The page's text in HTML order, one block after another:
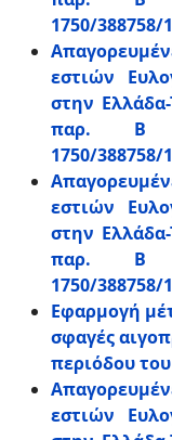
1750/388758/
εστιών
στην
παρ. Β
1750/388758/
εστιών
στην
παρ. Β
1750/388758/
Εφαρμογή
σφαγές
περιόδου
εστιών